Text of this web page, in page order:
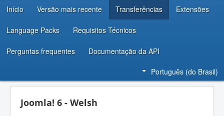
RECURSOS PARA DESENVOLVEDORES
Início Versão mais recente Transferências Extensões
Language Packs Requisitos Técnicos
Perguntas frequentes Documentação da API
Português (do Brasil)
Joomla! 6 - Welsh